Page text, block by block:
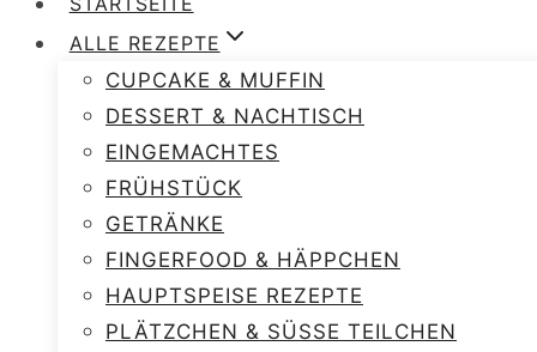
ALLE REZEPTE
CUPCAKE & MUFFIN
DESSERT & NACHTISCH
EINGEMACHTES
FRÜHSTÜCK
GETRÄNKE
FINGERFOOD & HÄPPCHEN
HAUPTSPEISE REZEPTE
PLÄTZCHEN & SÜSSE TEILCHEN